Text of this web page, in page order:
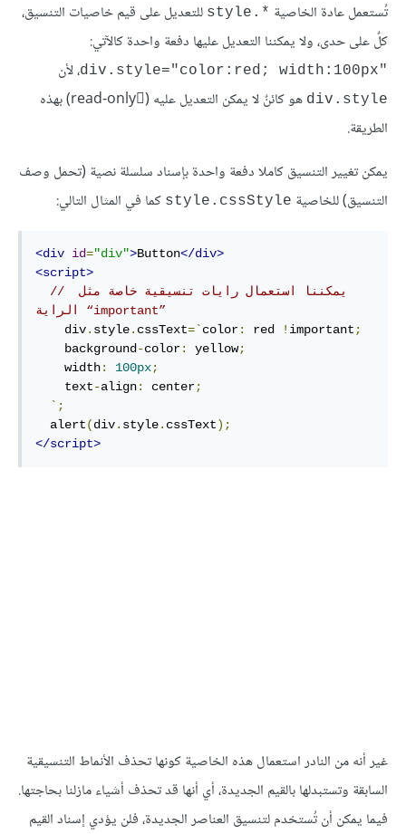
تُستعمل عادة الخاصية *.style
للتعديل على قيم خاصيات التنسيق،
كلٌ على حدى، ولا يمكننا التعديل عليها دفعة واحدة كالآتي:
div.style="color:red; width:100px"
div.style
هو كائنٌ لا يمكن التعديل عليه (ِread-only) بهذه
الطريقة.
يمكن تغيير التنسيق كاملا دفعة واحدة بإسناد سلسلة نصية (تحمل وصف
التنسيق) للخاصية style.cssStyle كما في المثال التالي:
<div id="div">Button</div>
<script>
// يمكننا استعمال رايات تنسيقية خاصة مثل
الراية “important”
    div
. style. cssText=`color: red ! important;
    background
-color: yellow;
    width
: 100px;
    text
-align: center;
`;
  alert
(div. style. cssText);
</script>
غير أنه من النادر استعمال هذه الخاصية كونها تحذف الأنماط التنسيقية
السابقة وتستبدلها بالقيم الجديدة، أي أنها قد تحذف أشياء مازلنا بحاجتها.
فيما يمكن أن تُستخدم لتنسيق العناصر الجديدة، فلن يؤدي إسناد القيم